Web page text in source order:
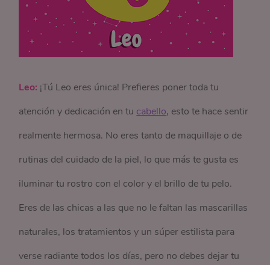
Leo: ¡Tú Leo eres única! Prefieres poner toda tu
atención y dedicación en tu cabello, esto te hace sentir
realmente hermosa. No eres tanto de maquillaje o de
rutinas del cuidado de la piel, lo que más te gusta es
iluminar tu rostro con el color y el brillo de tu pelo.
Eres de las chicas a las que no le faltan las mascarillas
naturales, los tratamientos y un súper estilista para
verse radiante todos los días, pero no debes dejar tu